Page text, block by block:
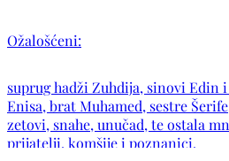
Ožalošćeni:
suprug hadži Zuhdija, sinovi Edin
Enisa, brat Muhamed, sestre
zetovi, snahe, unučad, te ostala
prijatelji, komšije i poznanici.